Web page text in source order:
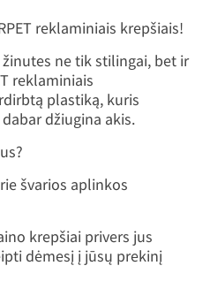
reklaminiais krepšiais!
ne tik stilingai, bet ir
reklaminiais
plastiką, kuris
džiugina akis.
švarios aplinkos
krepšiai privers jus
dėmesį į jūsų prekinį